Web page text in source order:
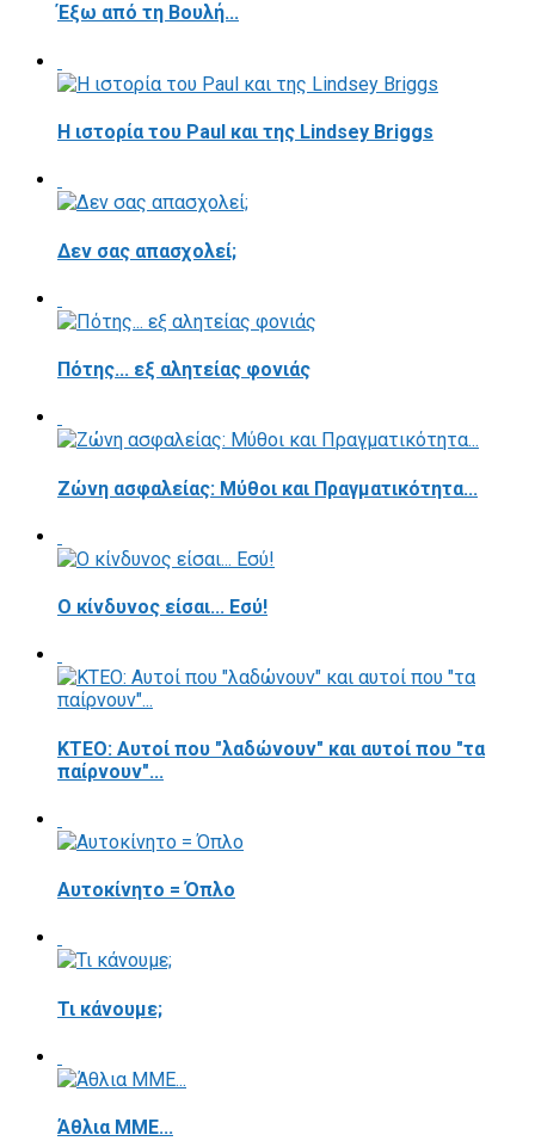
Έξω από τη Βουλή...
Η ιστορία του Paul και της Lindsey Briggs
Δεν σας απασχολεί;
Πότης... εξ αλητείας φονιάς
Ζώνη ασφαλείας: Μύθοι και Πραγματικότητα...
Ο κίνδυνος είσαι... Εσύ!
ΚΤΕΟ: Αυτοί που "λαδώνουν" και αυτοί που "τα
παίρνουν"...
Αυτοκίνητο = Όπλο
Τι κάνουμε;
Άθλια ΜΜΕ...